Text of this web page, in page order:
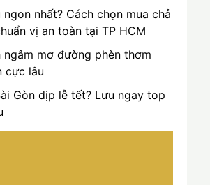
nhất? Cách chọn mua chả
vị an toàn tại TP HCM
ngâm mơ đường phèn thơm
cực lâu
Gòn dịp lễ tết? Lưu ngay top